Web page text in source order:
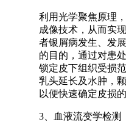
利用光学聚焦原理
成像技术，从而实
者银屑病发生、发
的目的，通过对患
锁定皮下组织受损
乳头延长及水肿，
以便快速确定皮损
3、血液流变学检测